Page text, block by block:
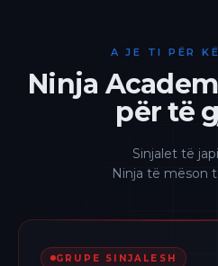
A JE TI PËR
Ninja
për të
Sinjalet të
Ninja të mëson
GRUPE SINJALESH